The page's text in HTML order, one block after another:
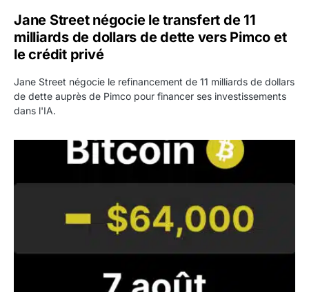
Jane Street négocie le transfert de 11
milliards de dollars de dette vers Pimco et
le crédit privé
Jane Street négocie le refinancement de 11 milliards de dollars
de dette auprès de Pimco pour financer ses investissements
dans l'IA.
Bitcoin stagne à 64 000 dollars pendant que les